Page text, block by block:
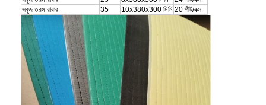
সবুজ তরঙ্গ রাবার
35 10x380x300 মিমি 20 শীট/বক্স